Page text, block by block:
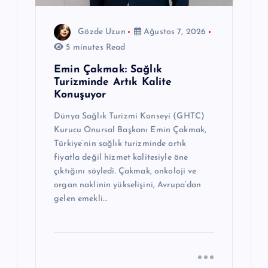
Gözde Uzun
Ağustos 7, 2026
5 minutes Read
Emin Çakmak: Sağlık
Turizminde Artık Kalite
Konuşuyor
Dünya Sağlık Turizmi Konseyi (GHTC)
Kurucu Onursal Başkanı Emin Çakmak,
Türkiye’nin sağlık turizminde artık
fiyatla değil hizmet kalitesiyle öne
çıktığını söyledi. Çakmak, onkoloji ve
organ naklinin yükselişini, Avrupa’dan
gelen emekli…